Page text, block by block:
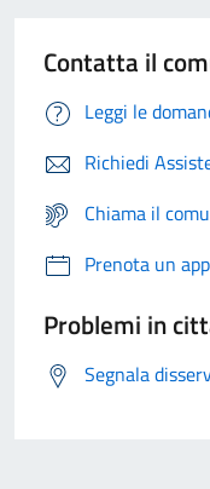
Contatta il
Leggi le
Richiedi
Chiama il
Prenota un
Problemi in
Segnala